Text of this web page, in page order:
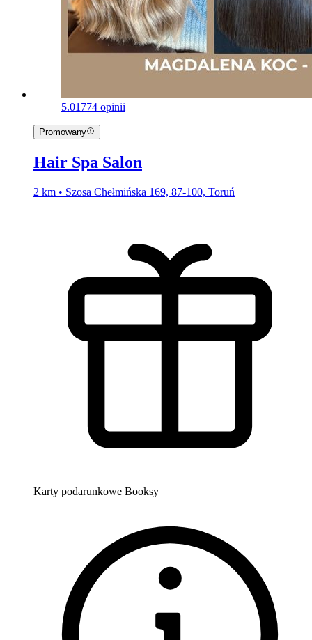
5.01774 opinii
Promowany
Hair Spa Salon
2 km • Szosa Chełmińska 169, 87-100, Toruń
Karty podarunkowe Booksy